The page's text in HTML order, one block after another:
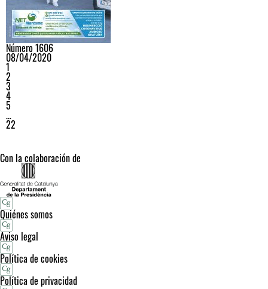
Número 1606
08/04/2020
1
2
3
4
5
…
22
Con la colaboración de
Quiénes somos
Aviso legal
Política de cookies
Política de privacidad